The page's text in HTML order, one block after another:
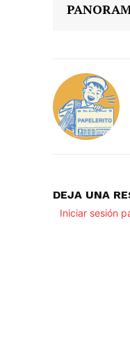
DEJA UNA
Iniciar sesión